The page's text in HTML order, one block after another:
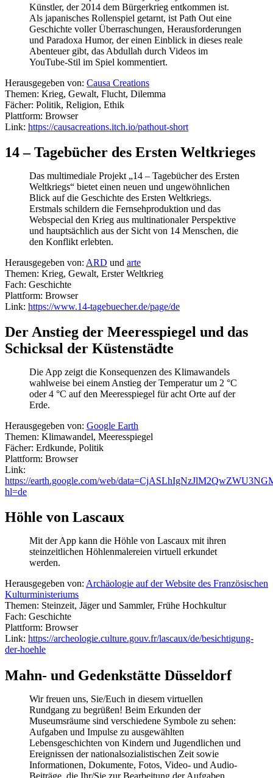
Künstler, der 2014 dem Bürgerkrieg entkommen ist.
Als japanisches Rollenspiel getarnt, ist Path Out eine
Geschichte voller Überraschungen, Herausforderungen
und Paradoxa Humor, der einen Einblick in dieses reale
Abenteuer gibt, das Abdullah durch Videos im
YouTube-Stil im Spiel kommentiert.
Herausgegeben von: Causa Creations
Themen: Krieg, Gewalt, Flucht, Dilemma
Fächer: Politik, Religion, Ethik
Plattform: Browser
Link: https://causacreations.itch.io/pathout-short
14 – Tagebücher des Ersten Weltkrieges
Das multimediale Projekt „14 – Tagebücher des Ersten
Weltkriegs“ bietet einen neuen und ungewöhnlichen
Blick auf die Geschichte des Ersten Weltkriegs.
Erstmals schildern die Fernsehproduktion und das
Webspecial den Krieg aus multinationaler Perspektive
und hauptsächlich aus der Sicht von 14 Menschen, die
den Konflikt erlebten.
Herausgegeben von: ARD und arte
Themen: Krieg, Gewalt, Erster Weltkrieg
Fach: Geschichte
Plattform: Browser
Link: https://www.14-tagebuecher.de/page/de
Der Anstieg der Meeresspiegel und das
Schicksal der Küstenstädte
Die App zeigt die Konsequenzen des Klimawandels
wahlweise bei einem Anstieg der Temperatur um 2 °C
oder 4 °C auf den Meeresspiegel für acht Orte auf der
Erde.
Herausgegeben von: Google Earth
Themen: Klimawandel, Meeresspiegel
Fächer: Erdkunde, Politik
Plattform: Browser
Link:
https://earth.google.com/web/
hl=de
Höhle von Lascaux
Mit der App kann die Höhle von Lascaux mit ihren
steinzeitlichen Höhlenmalereien virtuell erkundet
werden.
Herausgegeben von: Archäologie auf der Website des Französischen
Kulturministeriums
Themen: Steinzeit, Jäger und Sammler, Frühe Hochkultur
Fach: Geschichte
Plattform: Browser
Link: https://archeologie.culture.gouv.fr/lascaux/de/besichtigung-
der-hoehle
Mahn- und Gedenkstätte Düsseldorf
Wir freuen uns, Sie/Euch in diesem virtuellen
Rundgang zu begrüßen! Beim Erkunden der
Museumsräume sind verschiedene Symbole zu sehen:
Aufgaben und Impulse zu ausgewählten
Lebensgeschichten von Kindern und Jugendlichen und
Ereignissen der nationalsozialistischen Zeit sowie
Informationen, Dokumente, Fotos, Video- und Audio-
Beiträge, die Ihr/Sie zur Bearbeitung der Aufgaben